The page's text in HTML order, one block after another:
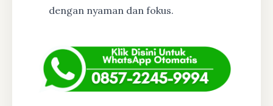
dengan nyaman dan fokus.